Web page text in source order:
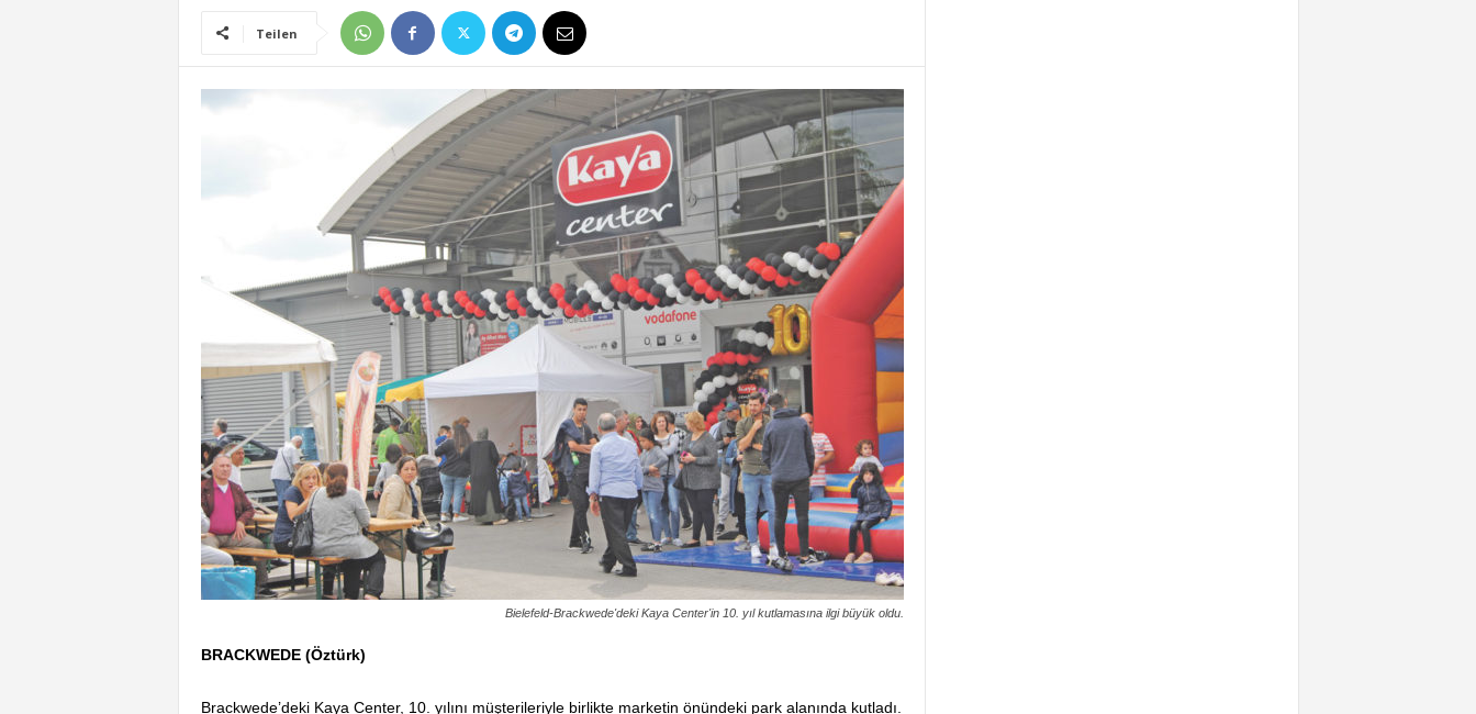
Teilen
Bielefeld-Brackwede'deki Kaya Center'in 10. yıl kutlamasına ilgi büyük oldu.
BRACKWEDE (Öztürk)
Brackwede’deki Kaya Center, 10. yılını müşterileriyle birlikte marketin önündeki park alanında kutladı.